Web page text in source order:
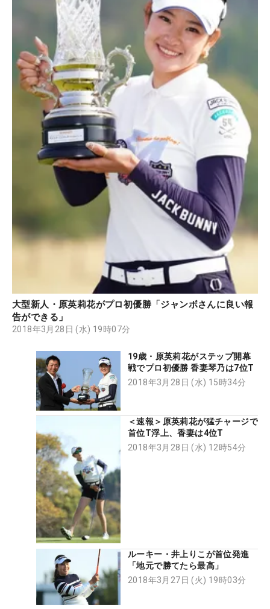
大型新人・原英莉花がプロ初優勝「ジャンボさんに良い報
告ができる」
2018年3月28日 (水) 19時07分
19歳・原英莉花がステップ開幕
戦でプロ初優勝 香妻琴乃は7位T
2018年3月28日 (水) 15時34分
＜速報＞原英莉花が猛チャージで
首位T浮上、香妻は4位T
2018年3月28日 (水) 12時54分
ルーキー・井上りこが首位発進
「地元で勝てたら最高」
2018年3月27日 (火) 19時03分